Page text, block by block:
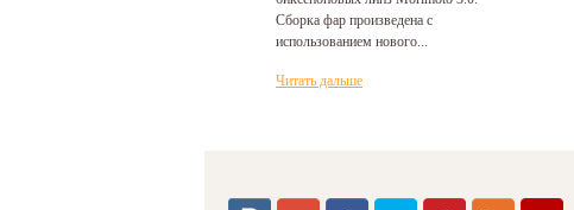
Сборка фар произведена с
использованием нового...
Читать дальше